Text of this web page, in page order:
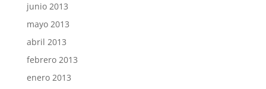
junio 2013
mayo 2013
abril 2013
febrero 2013
enero 2013